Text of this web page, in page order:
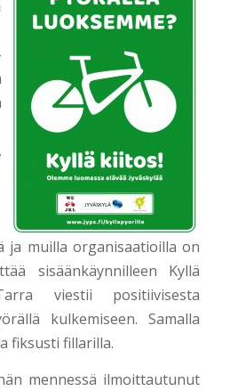
ja muilla organisaatioilla on
sisäänkäynnilleen Kyllä
viestii positiivisesta
kulkemiseen. Samalla
fiksusti fillarilla.
mennessä ilmoittautunut